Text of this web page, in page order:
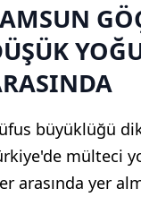
büyüklüğü
mülteci
arasında yer